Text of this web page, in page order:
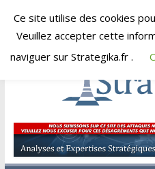
Skip
jeudi, août
Strategika
Expertise
Ce site utilise des cookies
Veuillez accepter cette
naviguer sur Strategika.fr .